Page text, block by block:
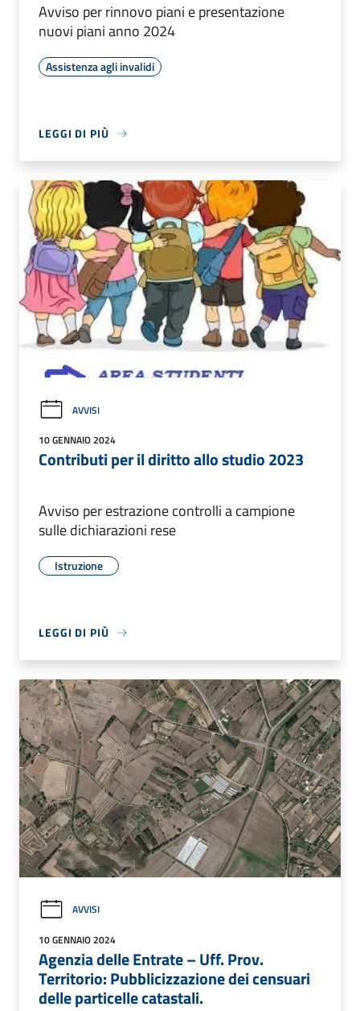
Avviso per rinnovo piani e presentazione
nuovi piani anno 2024
Assistenza agli invalidi
LEGGI DI PIÙ
AVVISI
10 GENNAIO 2024
Contributi per il diritto allo studio 2023
Avviso per estrazione controlli a campione
sulle dichiarazioni rese
Istruzione
LEGGI DI PIÙ
AVVISI
10 GENNAIO 2024
Agenzia delle Entrate – Uff. Prov.
Territorio: Pubblicizzazione dei censuari
delle particelle catastali.